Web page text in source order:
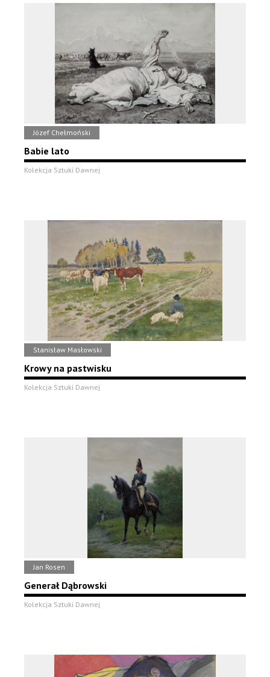
Józef Chełmoński
Babie lato
Kolekcja Sztuki Dawnej
Stanisław Masłowski
Krowy na pastwisku
Kolekcja Sztuki Dawnej
Jan Rosen
Generał Dąbrowski
Kolekcja Sztuki Dawnej